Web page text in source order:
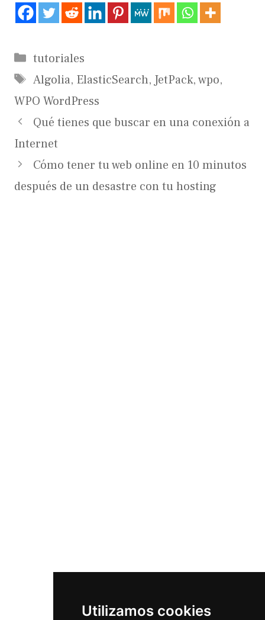
Utilizamos cookies
Categorías
tutoriales
Etiquetas
Algolia, ElasticSearch, JetPack,wpo,
WPO WordPress
Qué tienes que buscar en una conexión a
Internet
Cómo tener tu web online en 10 minutos
después de un desastre con tu hosting